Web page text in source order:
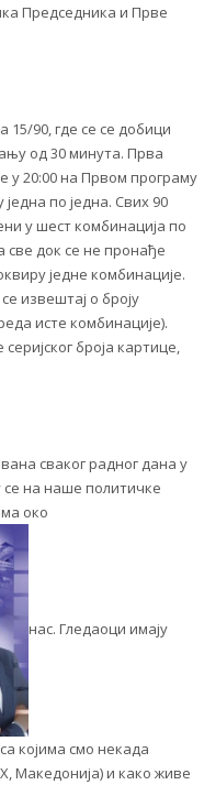
Председника и Прве
15/90, где се се добици
од 30 минута. Прва
у 20:00 на Првом програму
по једна. Свих 90
у шест комбинација по
све док се не пронађе
једне комбинације.
извештај о броју
исте комбинације).
броја картице,
сваког радног дана у
се на наше политичке
око
нас. Гледаоци имају
којима смо некада
Македонија) и како живе